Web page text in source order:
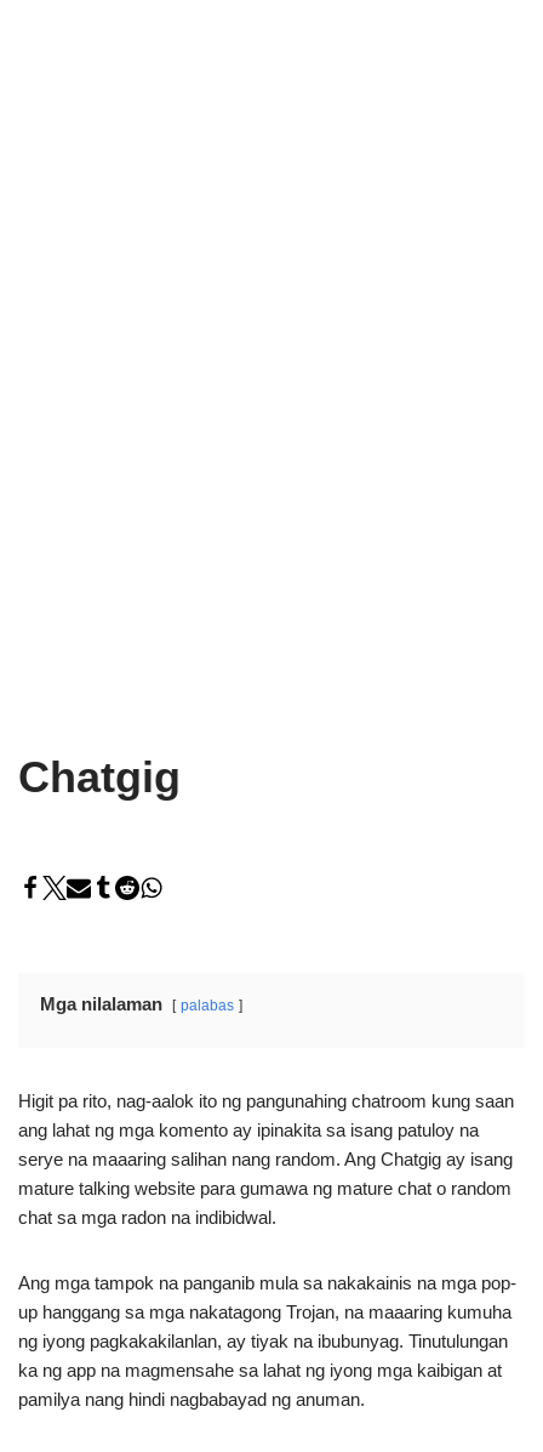
Chatgig
Mga nilalaman palabas
Higit pa rito, nag-aalok ito ng pangunahing chatroom kung saan
ang lahat ng mga komento ay ipinakita sa isang patuloy na
serye na maaaring salihan nang random. Ang Chatgig ay isang
mature talking website para gumawa ng mature chat o random
chat sa mga radon na indibidwal.
Ang mga tampok na panganib mula sa nakakainis na mga pop-
up hanggang sa mga nakatagong Trojan, na maaaring kumuha
ng iyong pagkakakilanlan, ay tiyak na ibubunyag. Tinutulungan
ka ng app na magmensahe sa lahat ng iyong mga kaibigan at
pamilya nang hindi nagbabayad ng anuman.